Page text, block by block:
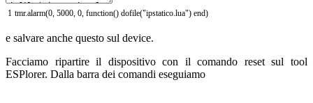
1 tmr.alarm(0 5000 0 function() dofile("ipstatico.lua") end)
e salvare anche questo sul device.
Facciamo ripartire il dispositivo con il comando reset sul tool
ESPlorer. Dalla barra dei comandi eseguiamo